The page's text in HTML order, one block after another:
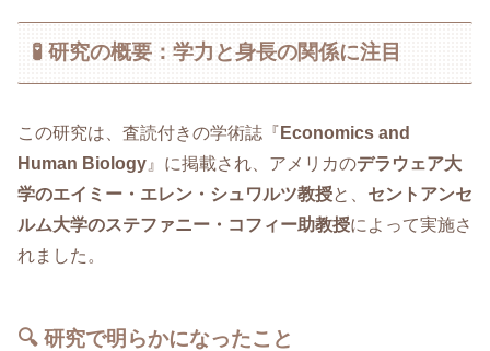
🧪 研究の概要：学力と身長の関係に注目
この研究は、査読付きの学術誌『 Economics and
Human Biology 』に掲載され、アメリカのデラウェア大
学のエイミー・エレン・シュワルツ教授と、 セントアンセ
ルム大学のステファニー・コフィー助教授によって実施さ
れました。
🔍 研究で明らかになったこと